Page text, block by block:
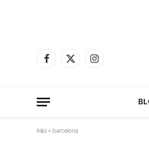
Facebook
X
Instagram
Inici » barcelona